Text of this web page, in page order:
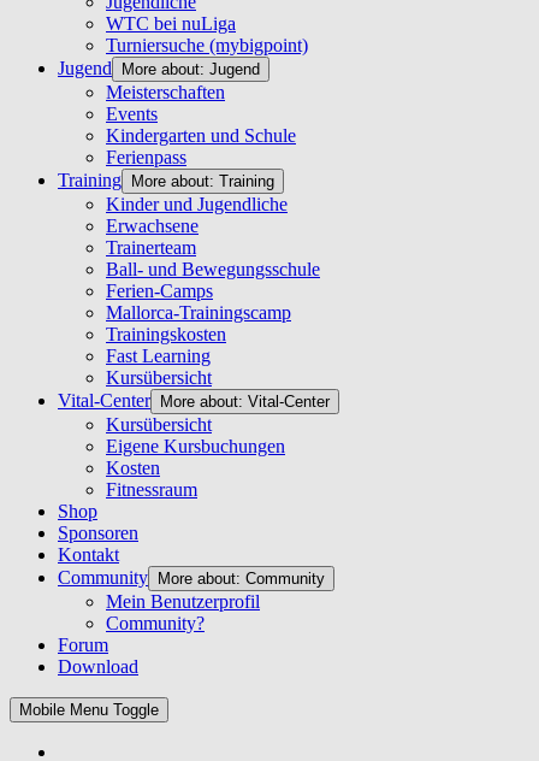
WTC bei nuLiga
Turniersuche (mybigpoint)
Jugend
More about: Jugend
Meisterschaften
Events
Kindergarten und Schule
Ferienpass
Training
More about: Training
Kinder und Jugendliche
Erwachsene
Trainerteam
Ball- und Bewegungsschule
Ferien-Camps
Mallorca-Trainingscamp
Trainingskosten
Fast Learning
Kursübersicht
Vital-Center
More about: Vital-Center
Kursübersicht
Eigene Kursbuchungen
Kosten
Fitnessraum
Shop
Sponsoren
Kontakt
Community
More about: Community
Mein Benutzerprofil
Community?
Forum
Download
Mobile Menu Toggle